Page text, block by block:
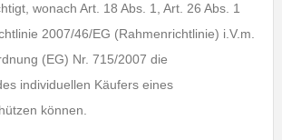
wonach Art. 18 Abs. 1, Art. 26 Abs. 1
2007/46/EG (Rahmenrichtlinie) i.V.m.
(EG) Nr. 715/2007 die
individuellen Käufers eines
können.